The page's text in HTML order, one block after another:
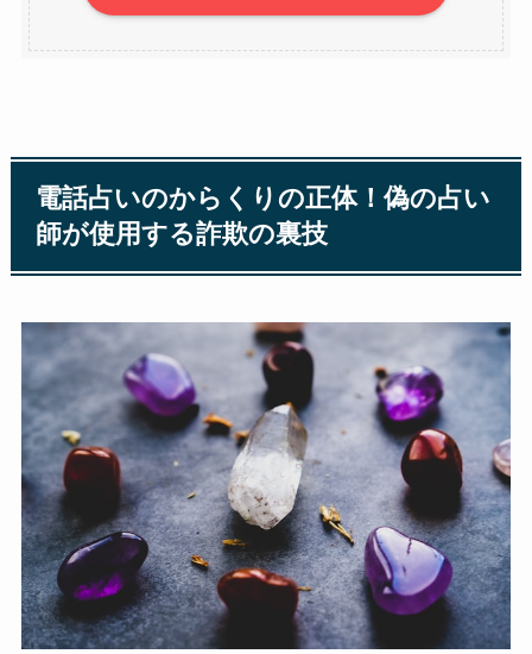
電話占いのからくりの正体！偽の占い
師が使用する詐欺の裏技